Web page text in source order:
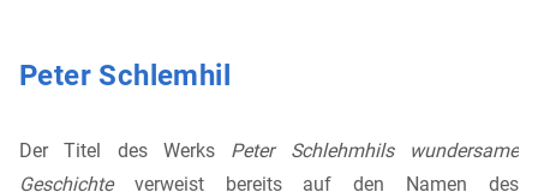
Peter Schlemhil
Der Titel des Werks Peter Schlehmhils wundersame
Geschichteverweist bereits auf den Namen des